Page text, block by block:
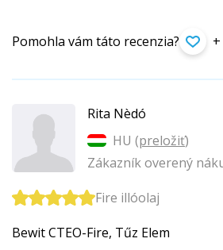
Pomohla vám táto recenzia?
Rita Nèdó
HU (preložiť)
Zákazník overený
Fire illóolaj
Bewit CTEO-Fire, Tűz Elem